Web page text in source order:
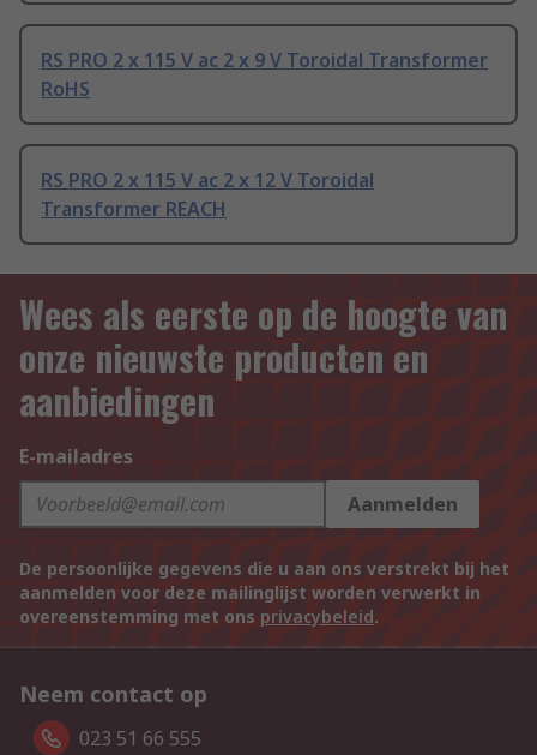
RS PRO 2 x 115 V ac 2 x 9 V Toroidal Transformer
RoHS
RS PRO 2 x 115 V ac 2 x 12 V Toroidal
Transformer REACH
Wees als eerste op de hoogte van
onze nieuwste producten en
aanbiedingen
E-mailadres
Aanmelden
De persoonlijke gegevens die u aan ons verstrekt bij het
aanmelden voor deze mailinglijst worden verwerkt in
overeenstemming met ons privacybeleid.
Neem contact op
023 51 66 555